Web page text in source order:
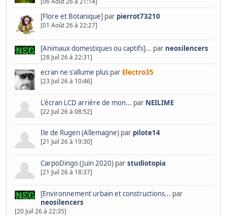
[Flore et Botanique]par pierrot73210
[01 Août 26 à 22:27]
[Animaux domestiques ou captifs]... par neosilencers
[28 Juil 26 à 22:31]
ecran ne s'allume pluspar Electro35
[23 Juil 26 à 10:46]
L'écran LCD arrière de mon... par NEILIME
[22 Juil 26 à 08:52]
Ile de Rugen (Allemagne)par pilote14
[21 Juil 26 à 19:30]
CarpoDingo (Juin 2020)parstudiotopia
[21 Juil 26 à 18:37]
[Environnement urbain et constructions... par
neosilencers
[20 Juil 26 à 22:35]